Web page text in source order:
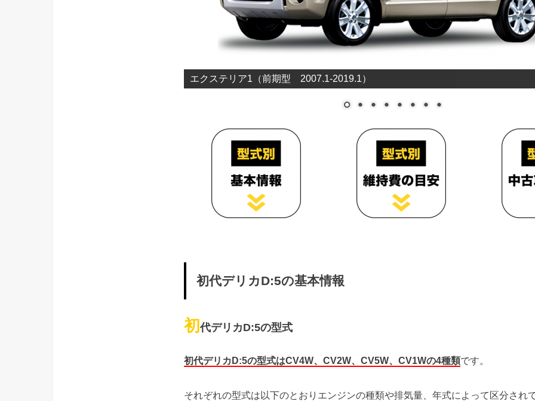
エクステリア1（前期型 2007.1-2019.1）
初代デリカD:5の基本情報
初代デリカD:5の型式
初代デリカD:5の型式はCV4W、CV2W、CV5W、CV1Wの4種類です。
それぞれの型式は以下のとおりエンジンの種類や排気量、年式によって区分され